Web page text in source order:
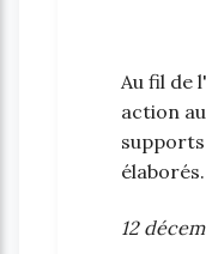
Au fil de
action
12